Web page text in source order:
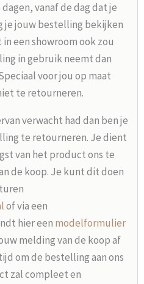
vanaf de dag dat je
je jouw bestelling bekijken
een showroom ook zou
in gebruik neemt dan
voor jou op maat
te retourneren.
verwacht had dan ben je
te retourneren. Je dient
van het product ons te
de koop. Je kunt dit doen
of via een
hier een modelformulier
melding van de koop af
om de bestelling aan ons
zal compleet en